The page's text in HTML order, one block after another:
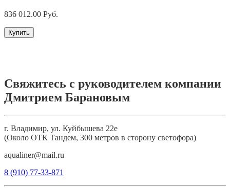
836 012.00 Руб.
Купить
Свяжитесь с руководителем компании
Дмитрием Барановым
г. Владимир, ул. Куйбышева 22е
(Около ОТК Тандем, 300 метров в сторону светофора)
aqualiner@mail.ru
8 (910) 77-33-871